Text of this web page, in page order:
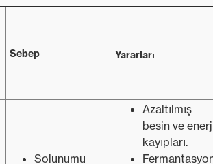
Sebep Yararları
Solunumu
Azaltılmış
besin ve
kayıpları.